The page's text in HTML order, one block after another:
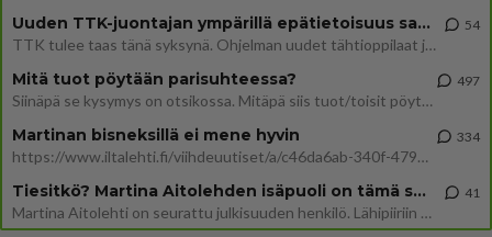
Uuden TTK-juontajan ympärillä epätietoisuus sakenee - Nyt MTV hämmentää soppaa
TTK tulee taas tänä syksynä. Ohjelman uudet tähtioppilaat julkistetaan torstaina 6. elokuuta klo 14 alkavassa lehdistö
54
Mitä tuot pöytään parisuhteessa?
Siinäpä se kysymys on otsikossa. Mitäpä siis tuot/toisit pöytään parisuhteessa? Oletko mies vai nainen? Koetko sen mitä
497
Martinan bisneksillä ei mene hyvin
https://www.iltalehti.fi/viihdeuutiset/a/c46da6ab-340f-4790-aaa7-0865eed2336 Yrityksen konkurssihakemus on tullut kärä
334
Tiesitkö? Martina Aitolehden isäpuoli on tämä suosittu laulaja
Martina Aitolehti on seurattu julkisuuden henkilö. Lähipiiriin mahtuu muitakin tunnettuja henkilöitä. Tiesitkö, että Ma
41